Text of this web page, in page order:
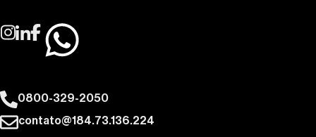
0800-329-2050
contato@184.73.136.224